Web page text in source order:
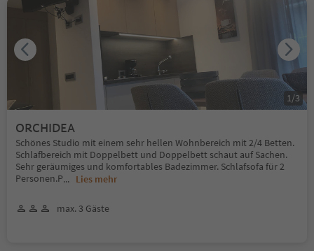
ORCHIDEA
Schönes Studio mit einem sehr hellen Wohnbereich mit 2/4 Betten.
Schlafbereich mit Doppelbett und Doppelbett schaut auf Sachen.
Sehr geräumiges und komfortables Badezimmer. Schlafsofa für 2
Personen.P... Lies mehr
max. 3 Gäste
1 /3